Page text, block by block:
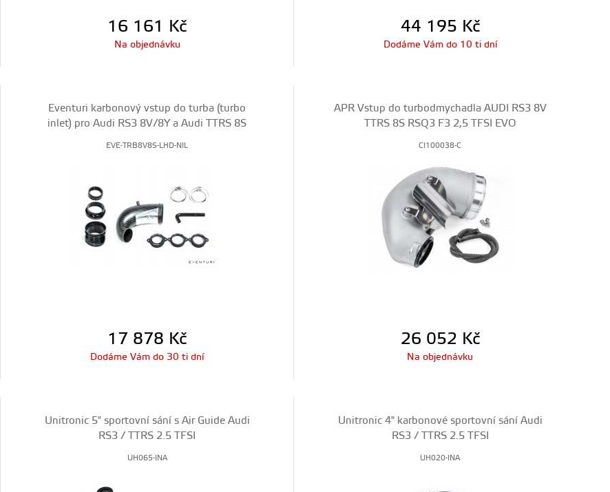
16 161 Kč
Na objednávku
44 195 Kč
Dodáme Vám do 10 ti dní
Eventuri karbonový vstup do turba (turbo
inlet) pro Audi RS3 8V/8Y a Audi TTRS 8S
EVE-TRB8V8S-LHD-NIL
17 878 Kč
Dodáme Vám do 30 ti dní
APR Vstup do turbodmychadla AUDI RS3 8V
TTRS 8S RSQ3 F3 2,5 TFSI EVO
CI100038-C
26 052 Kč
Na objednávku
Unitronic 5" sportovní sání s Air Guide Audi
RS3 / TTRS 2.5 TFSI
UH065-INA
Unitronic 4" karbonové sportovní sání Audi
RS3 / TTRS 2.5 TFSI
UH020-INA